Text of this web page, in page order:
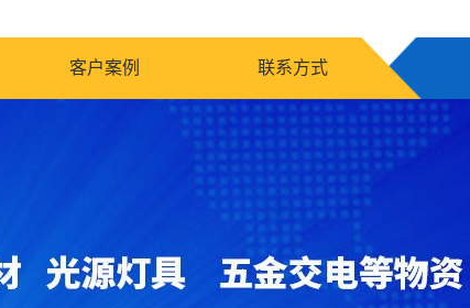
客户案例 联系方式